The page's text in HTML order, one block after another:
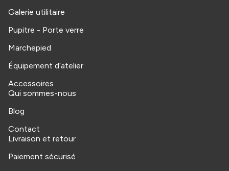
Galerie utilitaire
Pupitre - Porte verre
Marchepied
Équipement d’atelier
Accessoires
Qui sommes-nous
Blog
Contact
Livraison et retour
Paiement sécurisé